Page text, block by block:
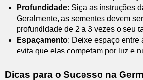
Profundidade: Siga as instruções
Geralmente, as sementes devem
profundidade de 2 a 3 vezes o seu
Espaçamento: Deixe espaço entre
evita que elas competam por luz e
Dicas para o Sucesso na